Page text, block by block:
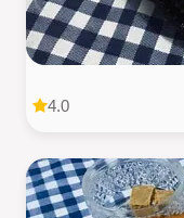
4.0